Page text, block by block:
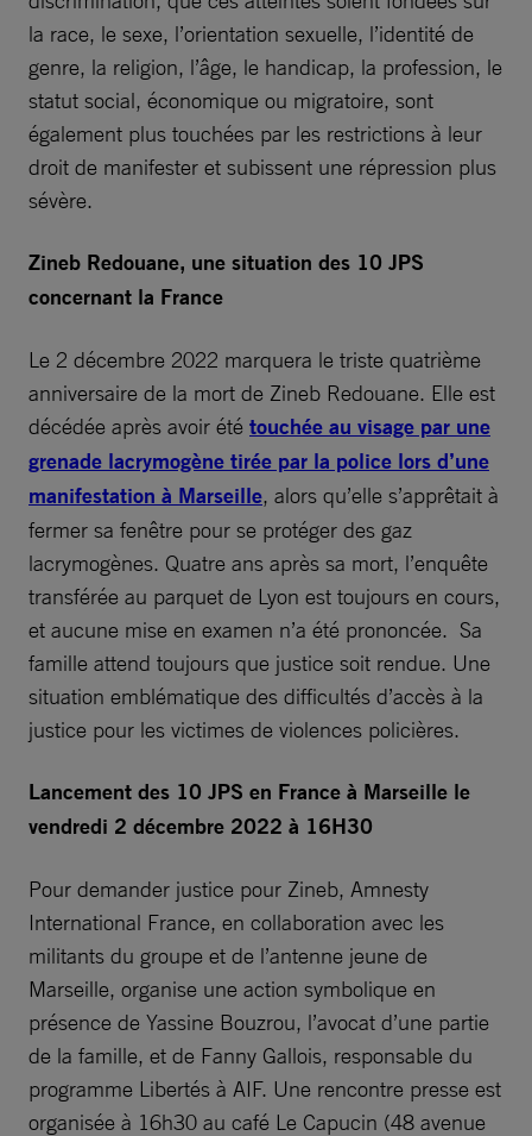
la race, le sexe, l’orientation sexuelle, l’identité de
genre, la religion, l’âge, le handicap, la profession, le
statut social, économique ou migratoire, sont
également plus touchées par les restrictions à leur
droit de manifester et subissent une répression plus
sévère.
Zineb Redouane, une situation des 10 JPS
concernant la France
Le 2 décembre 2022 marquera le triste quatrième
anniversaire de la mort de Zineb Redouane. Elle est
décédée après avoir été touchée au visage par une
grenade lacrymogène tirée par la police lors d’une
manifestation à Marseille, alors qu’elle s’apprêtait à
fermer sa fenêtre pour se protéger des gaz
lacrymogènes. Quatre ans après sa mort, l’enquête
transférée au parquet de Lyon est toujours en cours,
et aucune mise en examen n’a été prononcée. Sa
famille attend toujours que justice soit rendue. Une
situation emblématique des difficultés d’accès à la
justice pour les victimes de violences policières.
Lancement des 10 JPS en France à Marseille le
vendredi 2 décembre 2022 à 16H30
Pour demander justice pour Zineb, Amnesty
International France, en collaboration avec les
militants du groupe et de l’antenne jeune de
Marseille, organise une action symbolique en
présence de Yassine Bouzrou, l’avocat d’une partie
de la famille, et de Fanny Gallois, responsable du
programme Libertés à AIF. Une rencontre presse est
organisée à 16h30 au café Le Capucin (48 avenue